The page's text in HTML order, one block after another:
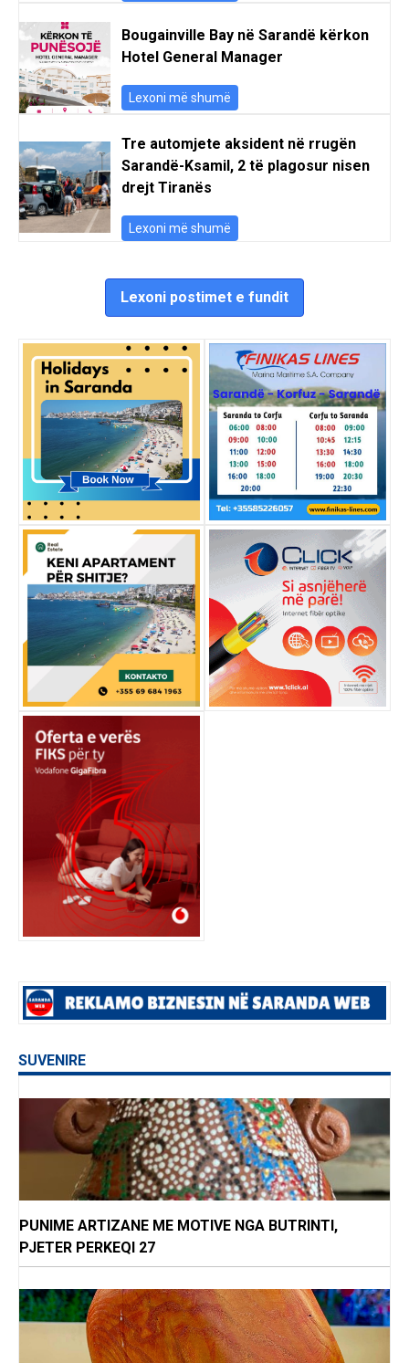
Bougainville Bay në Sarandë kërkon
Hotel General Manager
Lexoni më shumë
Tre automjete aksident në rrugën
Sarandë-Ksamil, 2 të plagosur nisen
drejt Tiranës
Lexoni më shumë
Lexoni postimet e fundit
SUVENIRE
PUNIME ARTIZANE ME MOTIVE NGA BUTRINTI,
PJETER PERKEQI 27